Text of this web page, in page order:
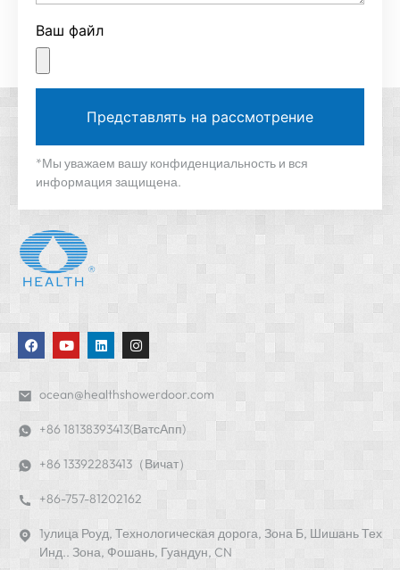
Ваш файл
Представлять на рассмотрение
*Мы уважаем вашу конфиденциальность и вся
информация защищена.
ocean@healthshowerdoor.com
+86 18138393413(ВатсАпп)
+86 13392283413（Вичат）
+86-757-81202162
1улица Роуд, Технологическая дорога, Зона Б, Шишань Тех
Инд.. Зона, Фошань, Гуандун, CN